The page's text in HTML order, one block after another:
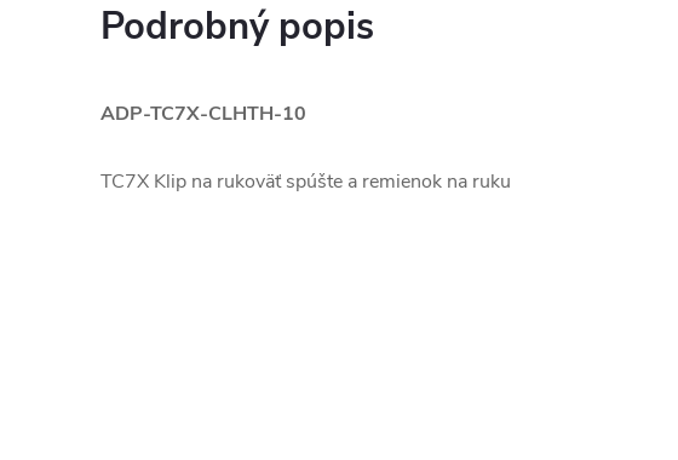
Podrobný popis
ADP-TC7X-CLHTH-10
TC7X Klip na rukoväť spúšte a remienok na ruku